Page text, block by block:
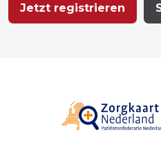
Jetzt registrieren